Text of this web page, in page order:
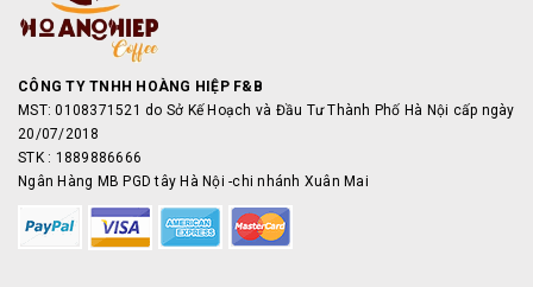
CÔNG TY TNHH HOÀNG HIỆP F&B
MST: 0108371521 do Sở Kế Hoạch và Đầu Tư Thành Phố Hà Nội cấp ngày
20/07/2018
STK : 1889886666
Ngân Hàng MB PGD tây Hà Nội -chi nhánh Xuân Mai